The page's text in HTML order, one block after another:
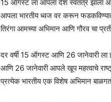
15 ऑगस्ट ला आपला देश स्वतंत्र झाला
आपला भारतीय ध्वज वर करून
तिरंगा आमच्या अभिमान आणि गौरव चा
दर वर्षी 15 ऑगस्ट आणि 26 जानेवारी
आणि 26 जानेवारी आपले खूप महत्वाचे
प्रत्येक भारतीय एक विशेष अभिमान